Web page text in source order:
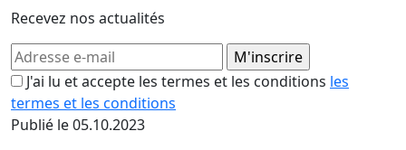
Publié le 05.10.2023
Recevez nos actualités
J'ai lu et accepte les termes et les conditions les
termes et les conditions